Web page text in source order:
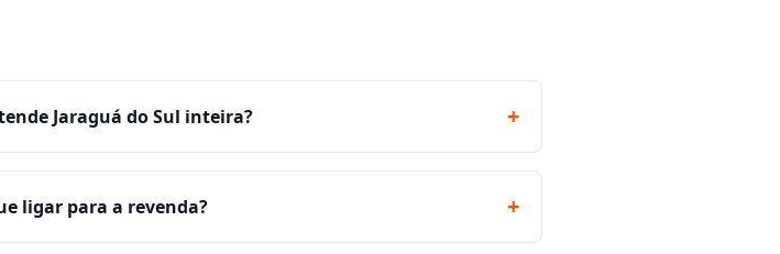
Jaraguá do Sul inteira? +
ligar para a revenda? +